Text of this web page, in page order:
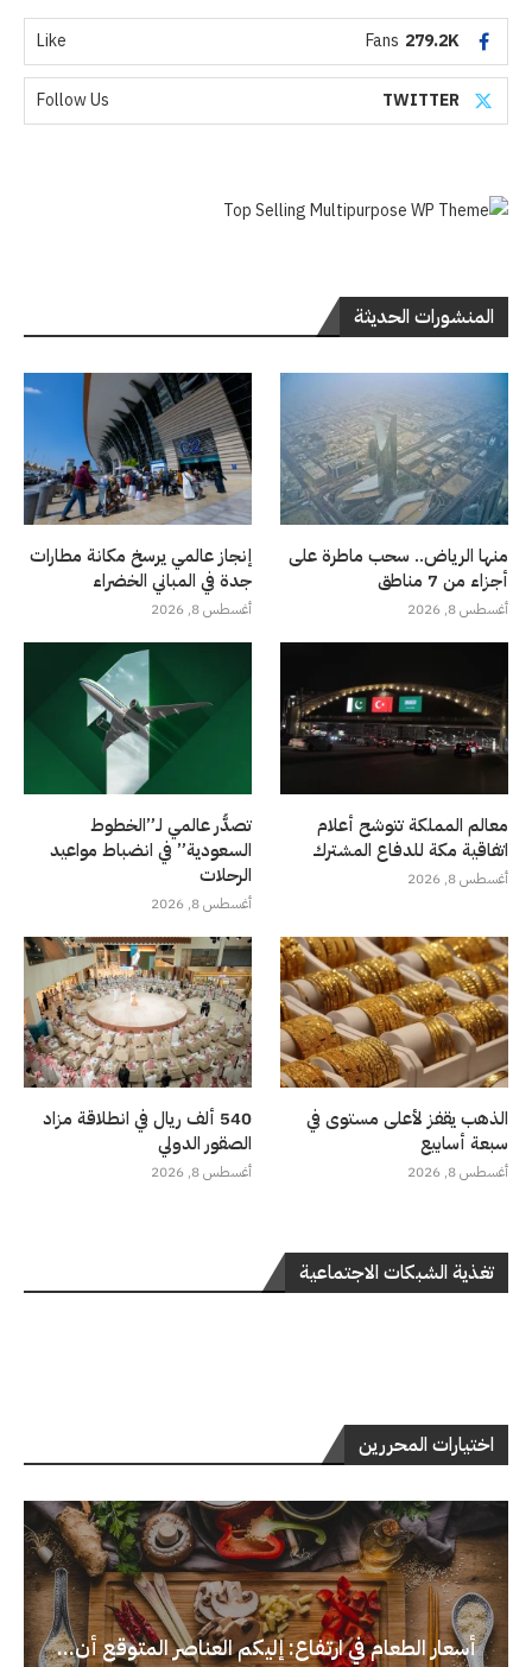
279.2K
Fans
Like
TWITTER
Follow Us
المنشورات الحديثة
منها الرياض.. سحب ماطرة على
أجزاء من 7 مناطق
أغسطس 8, 2026
إنجاز عالمي يرسخ مكانة مطارات
جدة في المباني الخضراء
أغسطس 8, 2026
معالم المملكة تتوشح أعلام
اتفاقية مكة للدفاع المشترك
أغسطس 8, 2026
تصدُّر عالمي لـ”الخطوط
السعودية” في انضباط مواعيد
الرحلات
أغسطس 8, 2026
الذهب يقفز لأعلى مستوى في
سبعة أسابيع
أغسطس 8, 2026
540 ألف ريال في انطلاقة مزاد
الصقور الدولي
أغسطس 8, 2026
تغذية الشبكات الاجتماعية
اختيارات المحررين
أسعار الطعام في ارتفاع: إليكم العناصر المتوقع أن...